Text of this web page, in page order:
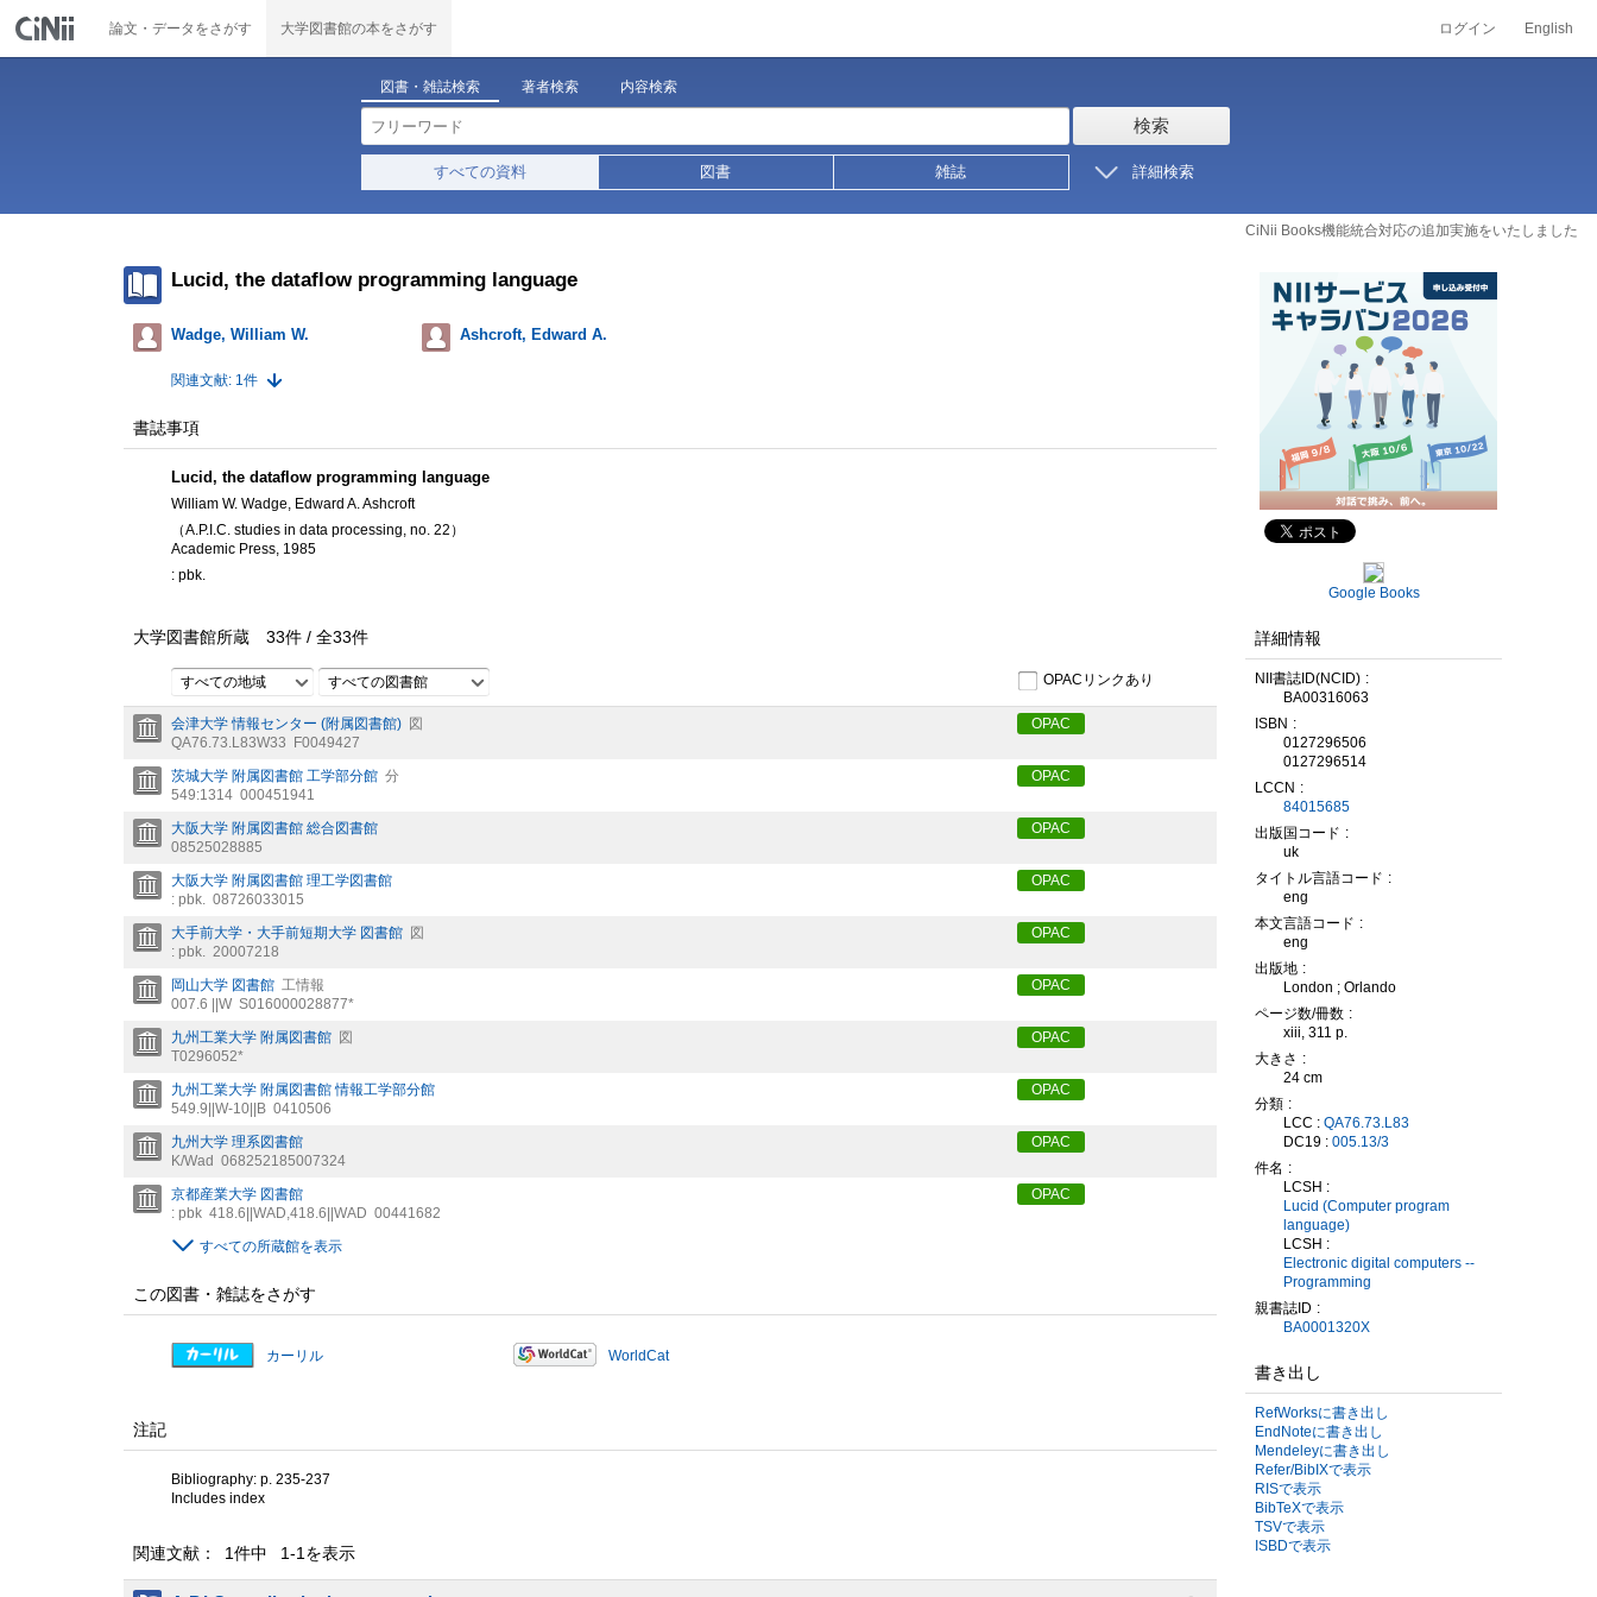
論文・データをさがす 大学図書館の本をさがす ログイン English
図書・雑誌検索 著者検索 内容検索
検索
すべての資料 図書 雑誌 詳細検索
CiNii Books機能統合対応の追加実施をいたしました
Lucid, the dataflow programming language
Wadge, William W. Ashcroft, Edward A.
関連文献: 1件
書誌事項
Lucid, the dataflow programming language
William W. Wadge, Edward A. Ashcroft
（A.P.I.C. studies in data processing, no. 22）
Academic Press, 1985
: pbk.
大学図書館所蔵 33件 / 全33件
すべての地域 すべての図書館 OPACリンクあり
会津大学 情報センター (附属図書館) 図
QA76.73.L83W33
F0049427
OPAC
茨城大学 附属図書館 工学部分館 分
549:1314 000451941
OPAC
大阪大学 附属図書館 総合図書館
08525028885
OPAC
大阪大学 附属図書館 理工学図書館
: pbk. 08726033015
OPAC
大手前大学・大手前短期大学 図書館 図
: pbk. 20007218
OPAC
岡山大学 図書館 工情報
007.6 ||W S016000028877*
OPAC
九州工業大学 附属図書館 図
T0296052*
OPAC
九州工業大学 附属図書館 情報工学部分館
549.9||W-10||B 0410506
OPAC
九州大学 理系図書館
K/Wad 068252185007324
OPAC
京都産業大学 図書館
: pbk 418.6||WAD,418.6||WAD 00441682
OPAC
すべての所蔵館を表示
この図書・雑誌をさがす
カーリル WorldCat
注記
Bibliography: p. 235-237
Includes index
関連文献： 1件中 1-1を表示
Google Books
詳細情報
NII書誌ID(NCID)
BA00316063
ISBN
0127296506
0127296514
LCCN
84015685
出版国コード
uk
タイトル言語コード
eng
本文言語コード
eng
出版地
London ; Orlando
ページ数/冊数
xiii, 311 p.
大きさ
24 cm
分類
LCC : QA76.73.L83
DC19 : 005.13/3
件名
LCSH :
Lucid (Computer program
language)
LCSH :
Electronic digital computers --
Programming
親書誌ID
BA0001320X
書き出し
RefWorksに書き出し
EndNoteに書き出し
Mendeleyに書き出し
Refer/BibIXで表示
RISで表示
BibTeXで表示
TSVで表示
ISBDで表示